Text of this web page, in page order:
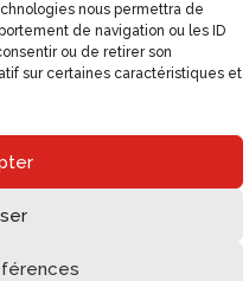
nous permettra de
de navigation ou les ID
ou de retirer son
sur certaines caractéristiques et
Site Internet –